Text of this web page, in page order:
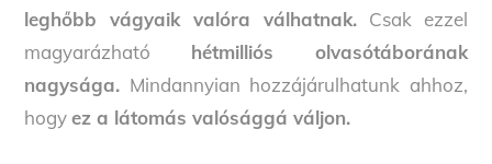
leghőbb vágyaik valóra válhatnak.Csak ezzel
magyarázható hétmilliós olvasótáborának
nagysága. Mindannyian hozzájárulhatunk ahhoz,
hogyez a látomás valósággá váljon.